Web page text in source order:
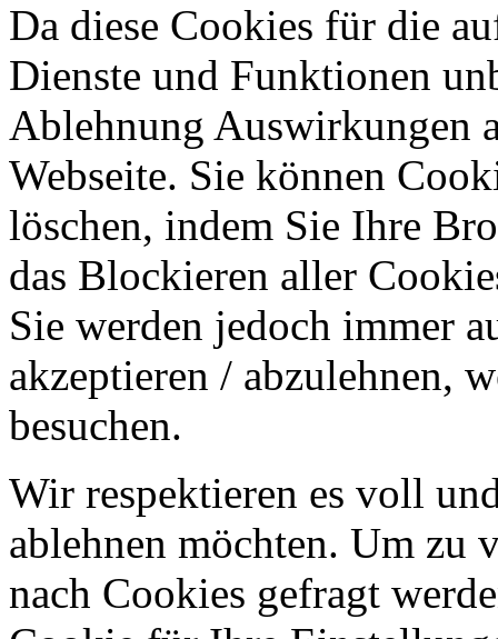
Da diese Cookies für die
Dienste und Funktionen
Ablehnung Auswirkungen
Webseite. Sie können
löschen, indem Sie Ihre
das Blockieren aller
Sie werden jedoch immer
akzeptieren / abzulehnen,
besuchen.
Wir respektieren es voll
ablehnen möchten. Um zu
nach Cookies gefragt